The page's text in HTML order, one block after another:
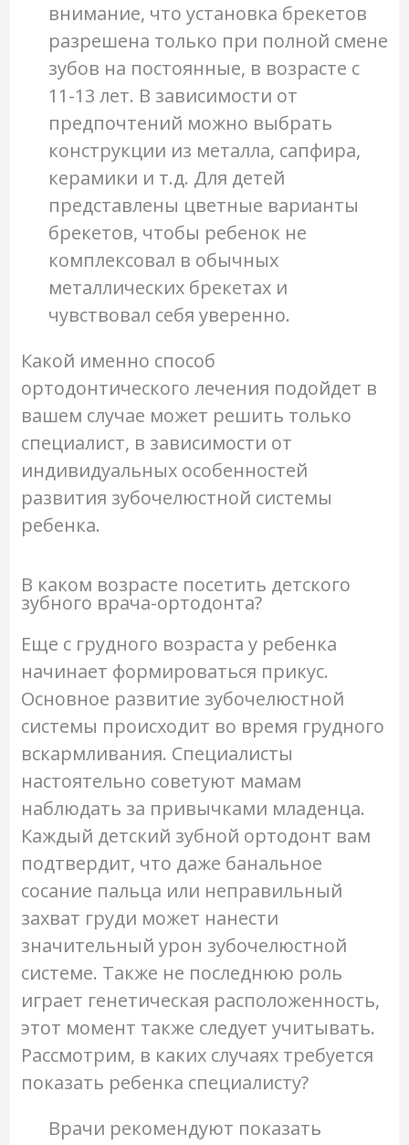
внимание, что установка брекетов
разрешена только при полной смене
зубов на постоянные, в возрасте с
11-13 лет. В зависимости от
предпочтений можно выбрать
конструкции из металла, сапфира,
керамики и т.д. Для детей
представлены цветные варианты
брекетов, чтобы ребенок не
комплексовал в обычных
металлических брекетах и
чувствовал себя уверенно.
Какой именно способ
ортодонтического лечения подойдет в
вашем случае может решить только
специалист, в зависимости от
индивидуальных особенностей
развития зубочелюстной системы
ребенка.
В каком возрасте посетить детского
зубного врача-ортодонта?
Еще с грудного возраста у ребенка
начинает формироваться прикус.
Основное развитие зубочелюстной
системы происходит во время грудного
вскармливания. Специалисты
настоятельно советуют мамам
наблюдать за привычками младенца.
Каждый детский зубной ортодонт вам
подтвердит, что даже банальное
сосание пальца или неправильный
захват груди может нанести
значительный урон зубочелюстной
системе. Также не последнюю роль
играет генетическая расположенность,
этот момент также следует учитывать.
Рассмотрим, в каких случаях требуется
показать ребенка специалисту?
Врачи рекомендуют показать